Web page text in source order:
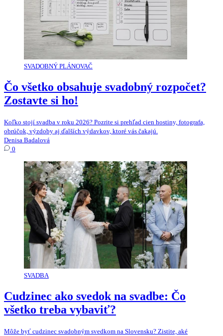
SVADOBNÝ PLÁNOVAČ
Čo všetko obsahuje svadobný rozpočet?
Zostavte si ho!
Koľko stojí svadba v roku 2026? Pozrite si prehľad cien hostiny, fotografa,
obrúčok, výzdoby aj ďalších výdavkov, ktoré vás čakajú.
Denisa Badalová
0
SVADBA
Cudzinec ako svedok na svadbe: Čo
všetko treba vybaviť?
Môže byť cudzinec svadobným svedkom na Slovensku? Zistite, aké